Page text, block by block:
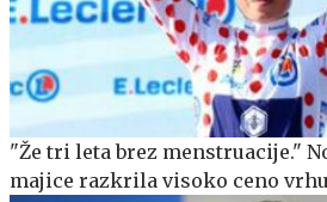
"Že tri leta brez menstruacije."
majice razkrila visoko ceno